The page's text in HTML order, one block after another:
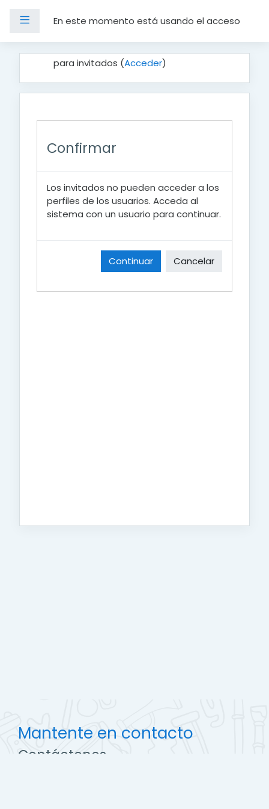
Panel lateral
En este momento está usando el acceso
para invitados (Acceder)
Confirmar
Los invitados no pueden acceder a los
perfiles de los usuarios. Acceda al
sistema con un usuario para continuar.
Continuar Cancelar
Mantente en contacto
Contáctenos